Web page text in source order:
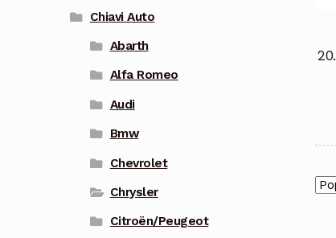
Chiavi Auto
Abarth
Alfa Romeo
Audi
Bmw
Chevrolet
Chrysler
Citroën/Peugeot